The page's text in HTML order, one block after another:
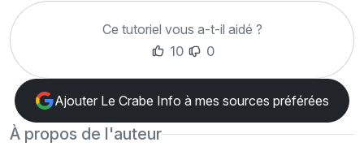
Ce tutoriel vous a-t-il aidé ?
10
0
Ajouter Le Crabe Info à mes sources préférées
À propos de l'auteur